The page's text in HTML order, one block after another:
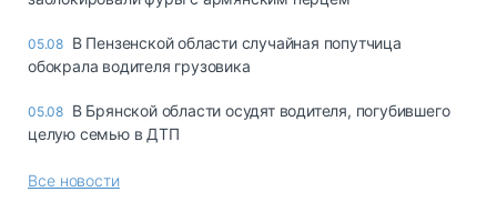
05.08 В Пензенской области случайная попутчица
обокрала водителя грузовика
05.08 В Брянской области осудят водителя, погубившего
целую семью в ДТП
Все новости